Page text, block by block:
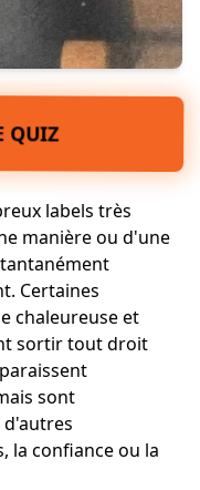
QUIZ
labels très
manière ou d'une
Certaines
chaleureuse et
sortir tout droit
sont
la confiance ou la